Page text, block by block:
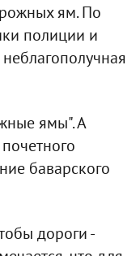
ям. По
полиции и
ямы". А
баварского
дороги -